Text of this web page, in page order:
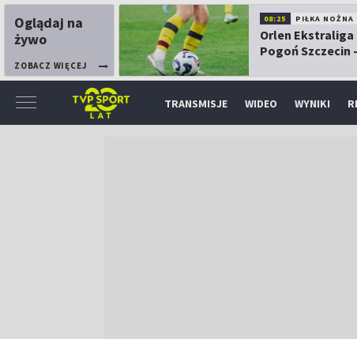
Oglądaj na
żywo
ZOBACZ WIĘCEJ
08:25 PIŁKA NOŻNA
Orlen
Pogoń Szczecin
TRANSMISJE WIDEO WYNIKI